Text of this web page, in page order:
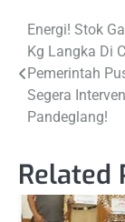
Post
navigation
Energi! Stok
Kg Langka Di
Pemerintah
Segera
Pandeglang!
Related